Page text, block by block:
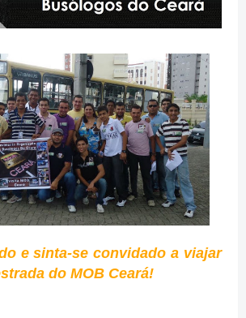
e sinta-se convidado a viajar
do MOB Ceará!